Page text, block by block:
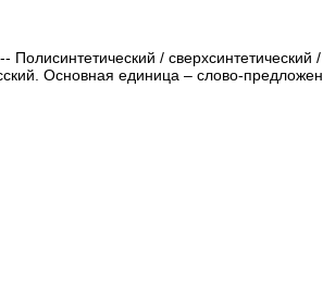
/ сверхсинтетический
Основная единица – слово-